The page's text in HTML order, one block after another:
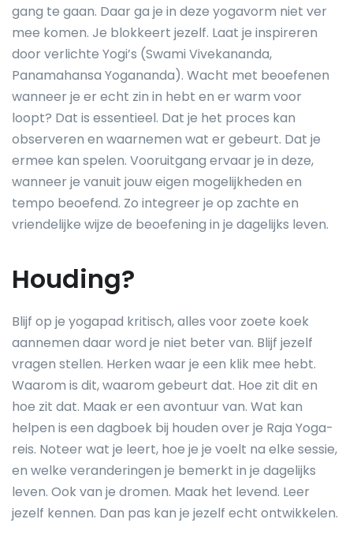
gang te gaan. Daar ga je in deze yogavorm niet ver
mee komen. Je blokkeert jezelf. Laat je inspireren
door verlichte Yogi’s (Swami Vivekananda,
Panamahansa Yogananda). Wacht met beoefenen
wanneer je er echt zin in hebt en er warm voor
loopt? Dat is essentieel. Dat je het proces kan
observeren en waarnemen wat er gebeurt. Dat je
ermee kan spelen. Vooruitgang ervaar je in deze,
wanneer je vanuit jouw eigen mogelijkheden en
tempo beoefend. Zo integreer je op zachte en
vriendelijke wijze de beoefening in je dagelijks leven.
Houding?
Blijf op je yogapad kritisch, alles voor zoete koek
aannemen daar word je niet beter van. Blijf jezelf
vragen stellen. Herken waar je een klik mee hebt.
Waarom is dit, waarom gebeurt dat. Hoe zit dit en
hoe zit dat. Maak er een avontuur van. Wat kan
helpen is een dagboek bij houden over je Raja Yoga-
reis. Noteer wat je leert, hoe je je voelt na elke sessie,
en welke veranderingen je bemerkt in je dagelijks
leven. Ook van je dromen. Maak het levend. Leer
jezelf kennen. Dan pas kan je jezelf echt ontwikkelen.